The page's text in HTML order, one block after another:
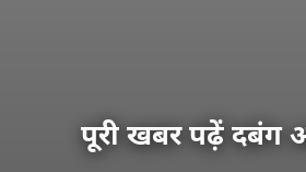
पूरी खबर पढ़ें दबंग